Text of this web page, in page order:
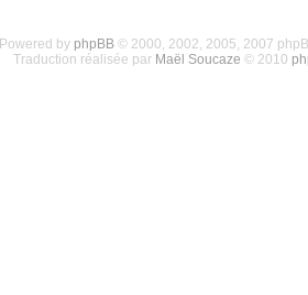
Powered by phpBB© 2000, 2002, 2005, 2007
Traduction réalisée par Maël Soucaze © 2010